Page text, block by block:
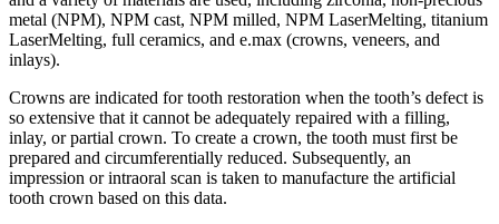
metal (NPM), NPM cast, NPM milled, NPM LaserMelting, titanium
LaserMelting, full ceramics, and e.max (crowns, veneers, and
inlays).
Crowns are indicated for tooth restoration when the tooth’s defect is
so extensive that it cannot be adequately repaired with a filling,
inlay, or partial crown. To create a crown, the tooth must first be
prepared and circumferentially reduced. Subsequently, an
impression or intraoral scan is taken to manufacture the artificial
tooth crown based on this data.